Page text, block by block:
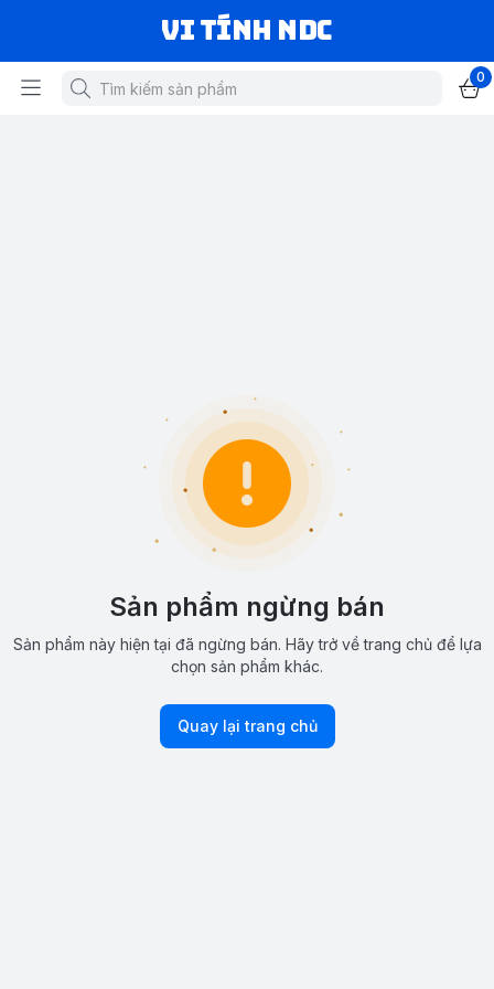
VI TÍNH NDC
0
Sản phẩm ngừng bán
Sản phẩm này hiện tại đã ngừng bán. Hãy trở về trang chủ để lựa
chọn sản phẩm khác.
Quay lại trang chủ